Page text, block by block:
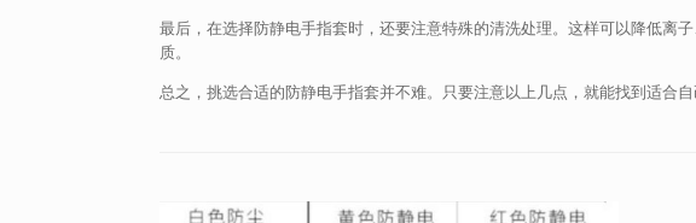
最后，在选择防静电手指套时，还要注意特殊的清洗处理。这样可以降低离
质。
总之，挑选合适的防静电手指套并不难。只要注意以上几点，就能找到适合自